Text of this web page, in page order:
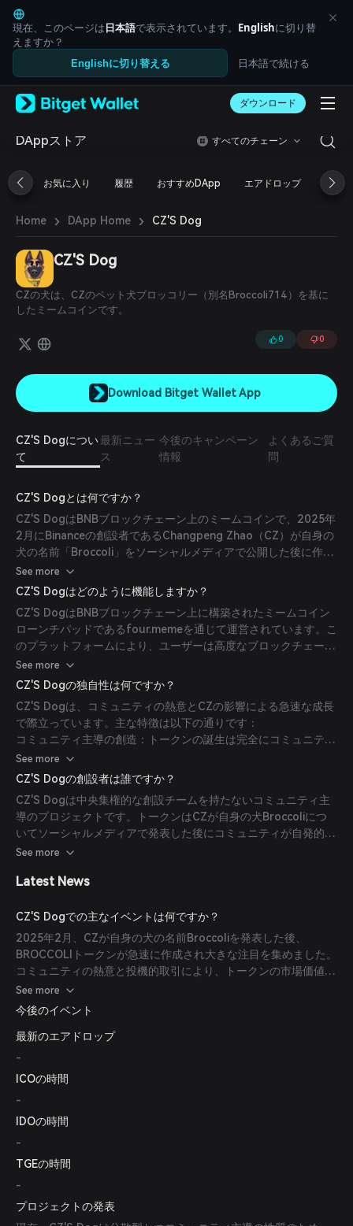
English
日本語
Tiếng Việt
Русский
Español (Latinoamérica)
Italiano
Deutsch
繁體中文
Português (Portugal)
ภาษาไทย
العربية
हिन्दी
Español
Português (Brasil)
現在、このページは日本語で表示されています。 Englishに切り替
えますか？
Englishに切り替える 日本語で続ける
ダウンロード
DAppストア すべてのチェーン
お気に入り 履歴 おすすめDApp エアドロップ DeFi
Home › DApp Home › CZ'S Dog
CZ'S Dog
CZの犬は、CZのペット犬ブロッコリー（別名Broccoli714）を基に
したミームコインです。
0 0
Download Bitget Wallet App
CZ'S Dogについ
て
最新ニュー
ス
今後のキャンペーン
情報
よくあるご質
問
CZ'S Dogとは何ですか？
CZ'S DogはBNBブロックチェーン上のミームコインで、2025年
2月にBinanceの創設者であるChangpeng Zhao（CZ）が自身の
犬の名前「Broccoli」をソーシャルメディアで公開した後に作成
されました。この発表により、CZのペットに触発された多数の
トークンが急速に作成され、その中でもBROCCOLIが最も認知さ
れるトークンとなりました。(
bitget.com
See more
CZ'S Dogはどのように機能しますか？
CZ'S DogはBNBブロックチェーン上に構築されたミームコイン
ローンチパッドであるfour.memeを通じて運営されています。こ
のプラットフォームにより、ユーザーは高度なブロックチェーン
知識を必要とせずにトークンを作成しローンチすることが可能で
す。ユーザーはトークンの名前、供給量、ローンチ方法を定義で
き、プラットフォームがこれをBNBチェーン上のスマートコント
ラクトに変換します。BNBチェーンのProof of Staked
Authority (PoSA) システムが安全かつ効率的なトランザクショ
ン処理を保証します。(bitget.com)
See more
CZ'S Dogの独自性は何ですか？
CZ'S Dogは、コミュニティの熱意とCZの影響による急速な成長
で際立っています。主な特徴は以下の通りです：
コミュニティ主導の創造：トークンの誕生は完全にコミュニティ
主導であり、CZのソーシャルメディア投稿が発端となりまし
た。
デフレ機構：8億以上のトークンがバーンされ、総供給量を減ら
し希少性の向上を図っています。
分散管理：公式チームは存在せず、完全にコミュニティによって
管理されています。(bitget.com)
See more
CZ'S Dogの創設者は誰ですか？
CZ'S Dogは中央集権的な創設チームを持たないコミュニティ主
導のプロジェクトです。トークンはCZが自身の犬Broccoliにつ
いてソーシャルメディアで発表した後にコミュニティが自発的に
作成しました。(
See more
Latest News
CZ'S Dogでの主なイベントは何ですか？
2025年2月、CZが自身の犬の名前Broccoliを発表した後、
BROCCOLIトークンが急速に作成され大きな注目を集めました。
コミュニティの熱意と投機的取引により、トークンの市場価値は
数日で4億ドルを超えるまで急騰しました。(
See more
今後のイベント
最新のエアドロップ
-
ICOの時間
-
IDOの時間
-
TGEの時間
-
プロジェクトの発表